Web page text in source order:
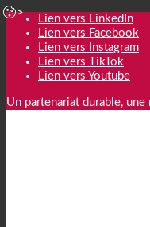
Lien vers LinkedIn
Lien vers Facebook
Lien vers Instagram
Lien vers TikTok
Lien vers Youtube
Un partenariat durable,